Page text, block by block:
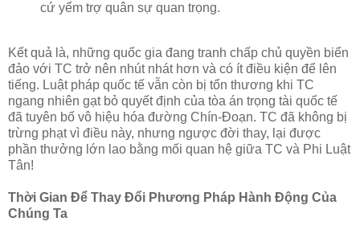
cứ yểm trợ quân sự quan trọng.
Kết quả là, những quốc gia đang tranh chấp chủ quyền biển
đảo với TC trở nên nhút nhát hơn và có ít điều kiện để lên
tiếng. Luật pháp quốc tế vẫn còn bị tổn thương khi TC
ngang nhiên gạt bỏ quyết định của tòa án trọng tài quốc tế
đã tuyên bố vô hiệu hóa đường Chín-Đoạn. TC đã không bị
trừng phạt vì điều này, nhưng ngược đời thay, lại được
phần thưởng lớn lao bằng mối quan hệ giữa TC và Phi Luật
Tân!
Thời Gian Để Thay Đổi Phương Pháp Hành Động Của
Chúng Ta